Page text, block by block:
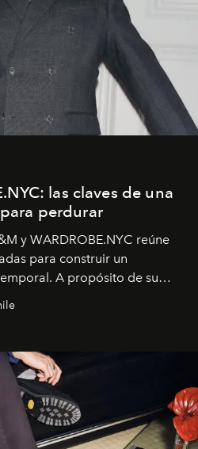
las claves de una
perdurar
y WARDROBE.NYC reúne
para construir un
A propósito de su
de la firma neoyorquina y
diseño global de la marca